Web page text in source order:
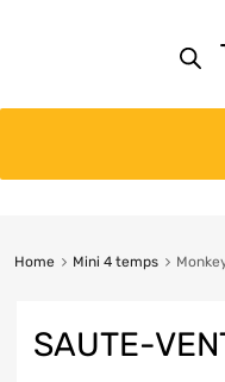
Home Mini 4 temps
SAUTE-